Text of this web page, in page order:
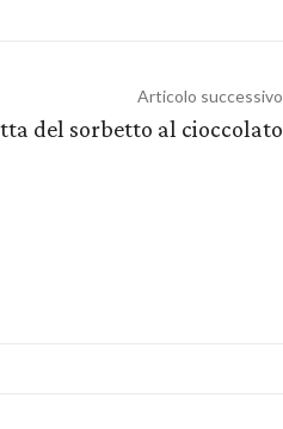
Articolo successivo
del sorbetto al cioccolato